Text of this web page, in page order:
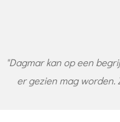
"Dagmar kan op een
er gezien mag worden.